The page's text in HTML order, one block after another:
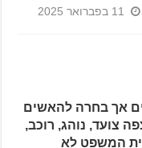
11 בפברואר 2025
אך בחרה להאשים
צועד, נוהג, רוכב,
המשפט לא